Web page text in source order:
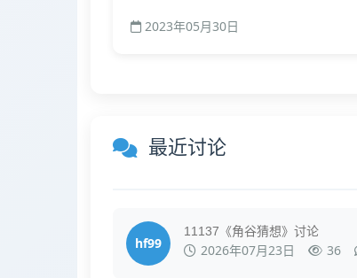
2023年05月30日
最近讨论
hf99
11137《角谷猜想》讨论
2026年07月23日 36